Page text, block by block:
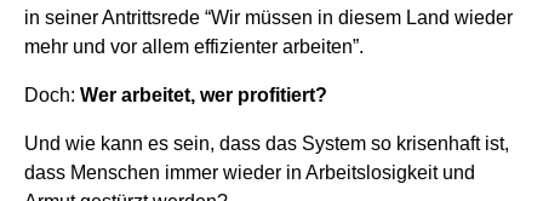
in seiner Antrittsrede “Wir müssen in diesem Land wieder
mehr und vor allem effizienter arbeiten”.
Doch: Wer arbeitet, wer profitiert?
Und wie kann es sein, dass das System so krisenhaft ist,
dass Menschen immer wieder in Arbeitslosigkeit und